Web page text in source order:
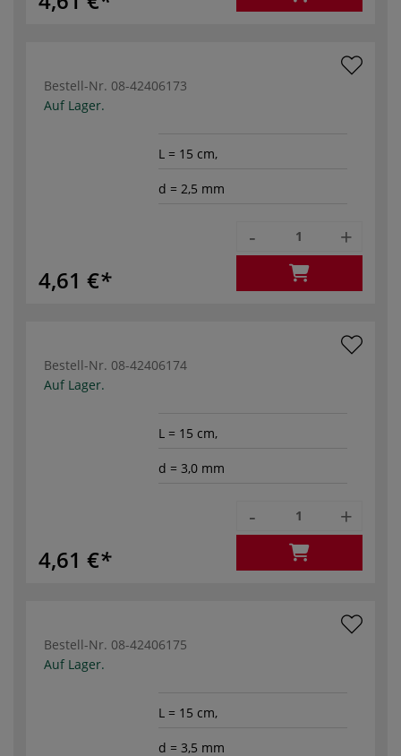
Bestell-Nr. 08-42406173
Auf Lager.
L = 15 cm,
d = 2,5 mm
4,61 €
- +
Bestell-Nr. 08-42406174
Auf Lager.
L = 15 cm,
d = 3,0 mm
4,61 €
- +
Bestell-Nr. 08-42406175
Auf Lager.
L = 15 cm,
d = 3,5 mm